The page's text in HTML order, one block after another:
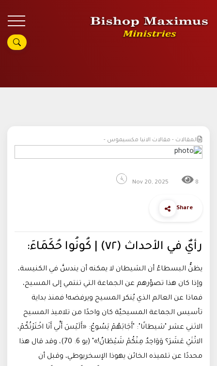
المقالات - مقالات الانبا مكسيموس -
Nov 20, 2025 8
Share
رأيٌ في الأحداث (٧٢) | كُونُوا حُكَمَاءَ:
يظنُّ البسطاءُ أن الشيطان لا يمكنه أن يندسَّ في الكنيسة،
وإذا كان هذا تصوّرهم عن الجماعة التي تنتمي إلى المسيح،
فماذا عن العالم الذي يُنكر المسيح ويرفضه! فمنذ بداية
تأسيس الجماعة المسيحيّة كان واحدًا من تلاميذ المسيح
الاثني عشر "شيطانًا": "أَجَابَهُمْ يَسُوعُ: «أَلَيْسَ أَنِّي أَنَا اخْتَرْتُكُمْ،
الاثْنَيْ عَشَرَ؟ وَوَاحِدٌ مِنْكُمْ شَيْطَانٌ!»" (يو 6: 70)، وقد قال هذا
محددًا عن تلميذه الخائن يهوذا الإسخريوطي، وقبل أن